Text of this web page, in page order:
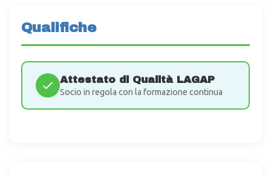
Qualifiche
Attestato di Qualità LAGAP
Socio in regola con la formazione continua